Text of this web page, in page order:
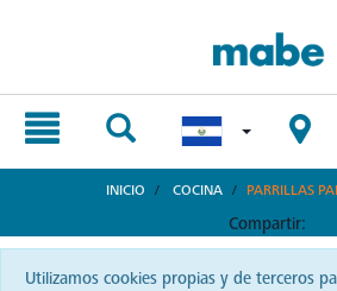
INICIO COCINA PARRILLAS
Compartir:
Utilizamos cookies propias y de terceros